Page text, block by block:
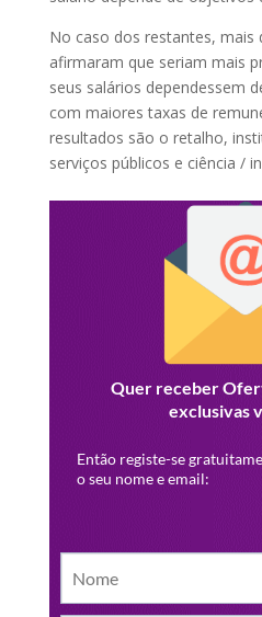
No caso dos restantes, mais
afirmaram que seriam mais
seus salários dependessem
com maiores taxas de
resultados são o retalho,
serviços públicos e ciência /